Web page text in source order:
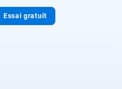
Essai gratuit